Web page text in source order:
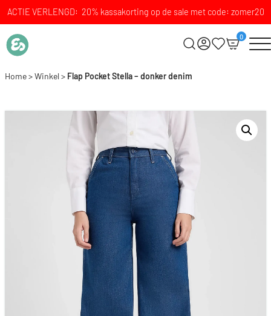
ACTIE VERLENGD: 20% kassakorting op de sale met code: zomer20
0
Home>Winkel> Flap Pocket Stella – donker denim